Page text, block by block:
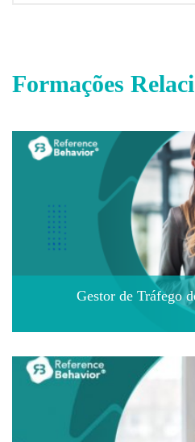
Formações
Gestor de Tráfego